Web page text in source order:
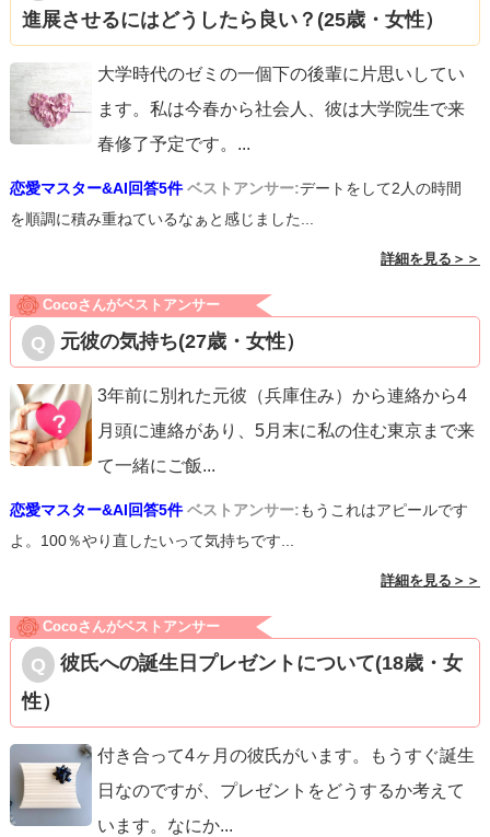
進展させるにはどうしたら良い？(25歳・女性）
大学時代のゼミの一個下の後輩に片思いしてい
ます。私は今春から社会人、彼は大学院生で来
春修了予定です。 ...
恋愛マスター&AI回答5件 ベストアンサー:デートをして2人の時間
を順調に積み重ねているなぁと感じました...
詳細を見る＞＞
Cocoさんがベストアンサー
元彼の気持ち(27歳・女性）
3年前に別れた元彼（兵庫住み）から連絡から4
月頭に連絡があり、5月末に私の住む東京まで来
て一緒にご飯...
恋愛マスター&AI回答5件 ベストアンサー:もうこれはアピールです
よ。100％やり直したいって気持ちです...
詳細を見る＞＞
Cocoさんがベストアンサー
彼氏への誕生日プレゼントについて(18歳・女
性）
付き合って4ヶ月の彼氏がいます。もうすぐ誕生
日なのですが、プレゼントをどうするか考えて
います。なにか...